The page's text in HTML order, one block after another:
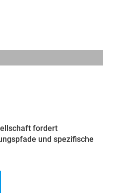
fordert
und spezifische